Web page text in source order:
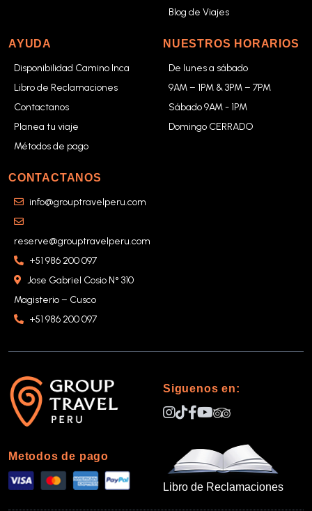
Blog de Viajes
AYUDA
Disponibilidad Camino Inca
Libro de Reclamaciones
Contactanos
Planea tu viaje
Métodos de pago
NUESTROS HORARIOS
De lunes a sábado
9AM – 1PM & 3PM – 7PM
Sábado 9AM - 1PM
Domingo CERRADO
CONTACTANOS
info@grouptravelperu.com
reserve@grouptravelperu.com
+51 986 200 097
Jose Gabriel Cosio N° 310
Magisterio – Cusco
+51 986 200 097
Siguenos en:
Metodos de pago
Libro de Reclamaciones